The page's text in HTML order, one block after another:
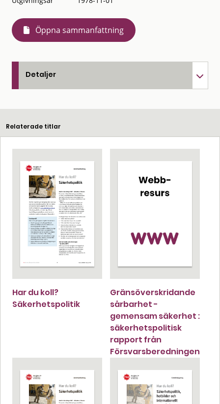
Öppna sammanfattning
Detaljer
Relaterade titlar
Har du koll?
Säkerhetspolitik
Gränsöverskridande
sårbarhet -
gemensam säkerhet :
säkerhetspolitisk
rapport från
Försvarsberedningen